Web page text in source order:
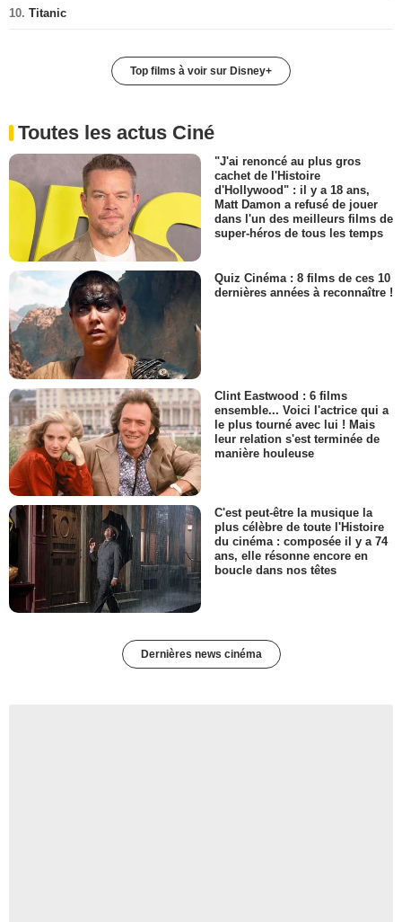
10. Titanic
Top films à voir sur Disney+
Toutes les actus Ciné
"J'ai renoncé au plus gros
cachet de l'Histoire
d'Hollywood" : il y a 18 ans,
Matt Damon a refusé de jouer
dans l'un des meilleurs films de
super-héros de tous les temps
Quiz Cinéma : 8 films de ces 10
dernières années à reconnaître !
Clint Eastwood : 6 films
ensemble... Voici l'actrice qui a
le plus tourné avec lui ! Mais
leur relation s'est terminée de
manière houleuse
C'est peut-être la musique la
plus célèbre de toute l'Histoire
du cinéma : composée il y a 74
ans, elle résonne encore en
boucle dans nos têtes
Dernières news cinéma